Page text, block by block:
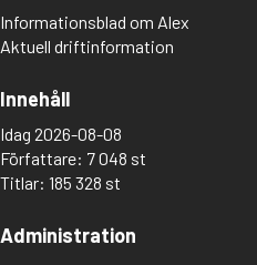
Informationsblad om Alex
Aktuell driftinformation
Innehåll
Idag 2026-08-08
Författare: 7 048 st
Titlar: 185 328 st
Administration